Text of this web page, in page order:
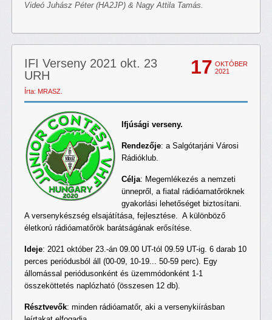
Videó Juhász Péter (HA2JP) & Nagy Attila Tamás.
17 OKTÓBER
2021
IFI Verseny 2021 okt. 23
URH
Írta: MRASZ.
Ifjúsági verseny.
Rendezője: a Salgótarjáni Városi
Rádióklub.
Célja: Megemlékezés a nemzeti
ünnepről, a fiatal rádióamatőröknek
gyakorlási lehetőséget biztosítani.
A versenykészség elsajátítása, fejlesztése. A különböző
életkorú rádióamatőrök barátságának erősítése.
Ideje: 2021 október 23.-án 09.00 UT-tól 09.59 UT-ig. 6 darab 10
perces periódusból áll (00-09, 10-19... 50-59 perc). Egy
állomással periódusonként és üzemmódonként 1-1
összeköttetés naplózható (összesen 12 db).
Résztvevők: minden rádióamatőr, aki a versenykiírásban